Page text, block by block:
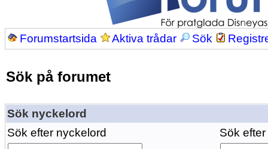
Forumstartsida Aktiva trådar Sök
Sök på forumet
Sök nyckelord
Sök efter nyckelord
Sök